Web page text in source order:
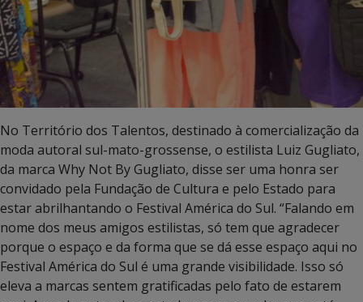
No Território dos Talentos, destinado à comercialização da
moda autoral sul-mato-grossense, o estilista Luiz Gugliato,
da marca Why Not By Gugliato, disse ser uma honra ser
convidado pela Fundação de Cultura e pelo Estado para
estar abrilhantando o Festival América do Sul. “Falando em
nome dos meus amigos estilistas, só tem que agradecer
porque o espaço e da forma que se dá esse espaço aqui no
Festival América do Sul é uma grande visibilidade. Isso só
eleva a marcas sentem gratificadas pelo fato de estarem